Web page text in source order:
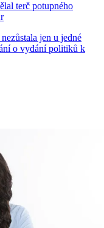
terč potupného
jen u jedné
o vydání politiků k